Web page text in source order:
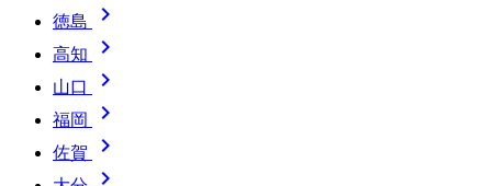
徳島 
高知 
山口 
福岡 
佐賀 
